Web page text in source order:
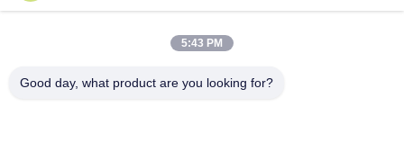
5:43 PM
Good day, what product are you looking for?